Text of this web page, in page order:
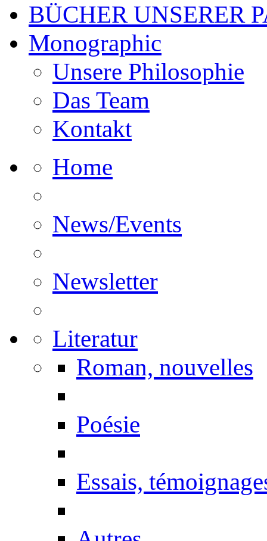
BÜCHER UNSERER
Monographic
Unsere Philosophie
Das Team
Kontakt
Home
News/Events
Newsletter
Literatur
Roman, nouvelles
Poésie
Essais,